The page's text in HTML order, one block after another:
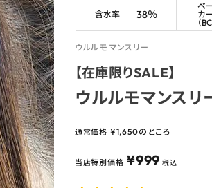
含水率 38％
ベ
カ
（BC
ウルルモ マンスリー
【在庫限りSALE】
ウルルモマンスリ
通常価格 ¥1,650のところ
当店特別価格 ¥999 税込